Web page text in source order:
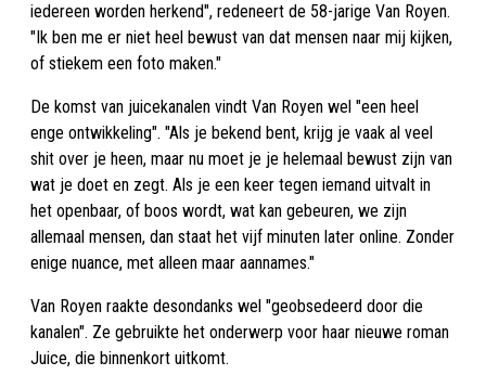
iedereen worden herkend", redeneert de 58-jarige Van Royen.
"Ik ben me er niet heel bewust van dat mensen naar mij kijken,
of stiekem een foto maken."
De komst van juicekanalen vindt Van Royen wel "een heel
enge ontwikkeling". "Als je bekend bent, krijg je vaak al veel
shit over je heen, maar nu moet je je helemaal bewust zijn van
wat je doet en zegt. Als je een keer tegen iemand uitvalt in
het openbaar, of boos wordt, wat kan gebeuren, we zijn
allemaal mensen, dan staat het vijf minuten later online. Zonder
enige nuance, met alleen maar aannames."
Van Royen raakte desondanks wel "geobsedeerd door die
kanalen". Ze gebruikte het onderwerp voor haar nieuwe roman
Juice, die binnenkort uitkomt.